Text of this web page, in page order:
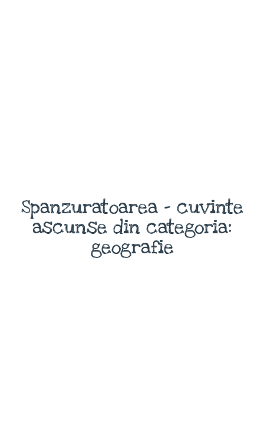
Spanzuratoarea - cuvinte
ascunse din categoria:
geografie